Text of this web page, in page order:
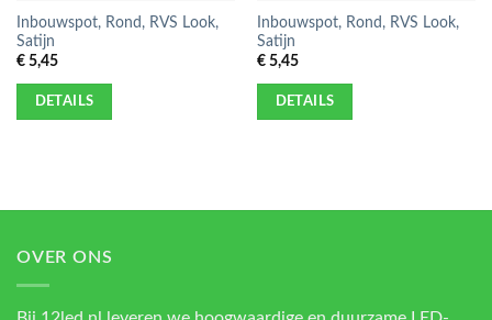
Inbouwspot, Rond, RVS Look,
Satijn
€5,45
DETAILS
Inbouwspot, Rond, RVS Look,
Satijn
€5,45
DETAILS
OVER ONS